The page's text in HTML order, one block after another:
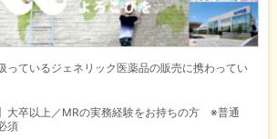
っているジェネリック医薬品の販売に携わってい
】大卒以上／MRの実務経験をお持ちの方 ※普通
須